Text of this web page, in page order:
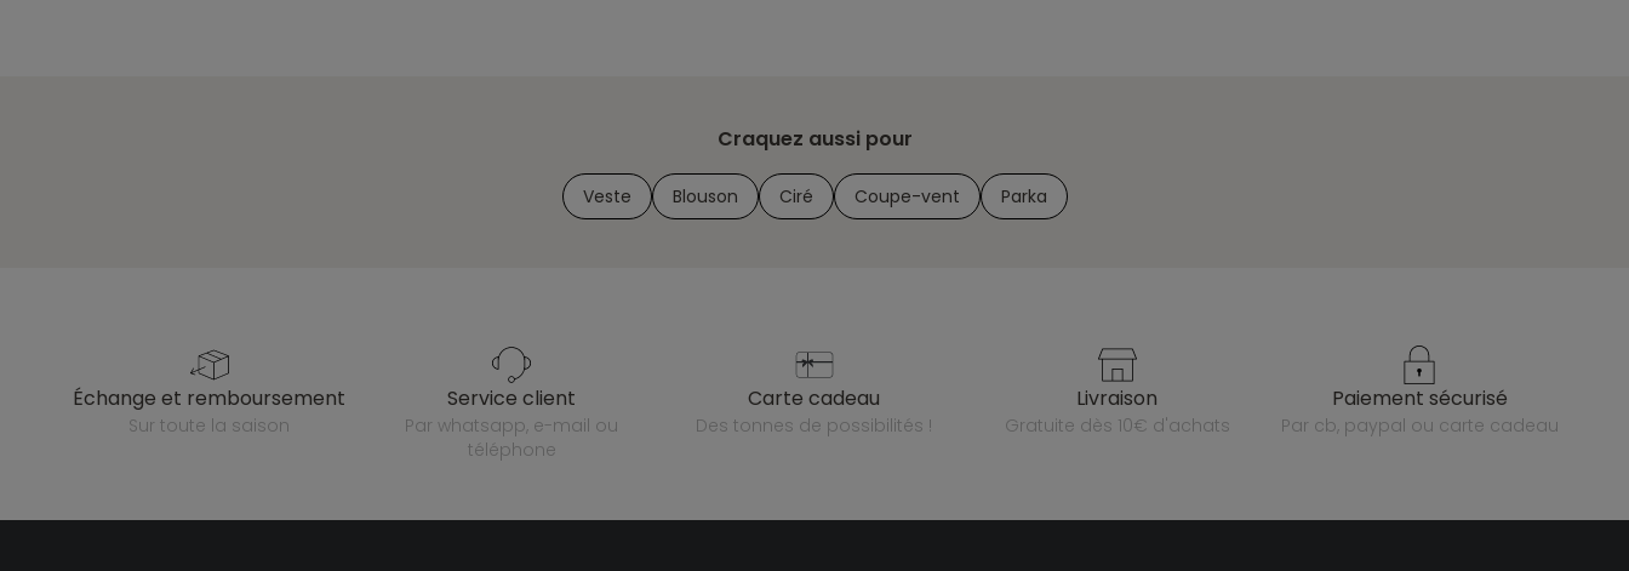
Craquez aussi pour
Veste Blouson Ciré Coupe-vent Parka
échange et remboursement
sur toute la saison
service client
par whatsapp, e-mail ou
téléphone
carte cadeau
des tonnes de possibilités !
livraison
gratuite dès 10€ d'achats
paiement sécurisé
par cb, paypal ou carte cadeau